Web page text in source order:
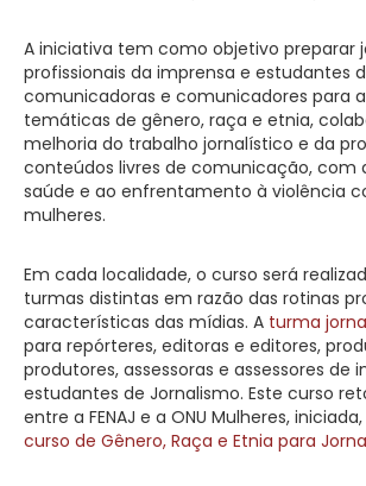
A iniciativa tem como objetivo preparar
profissionais da imprensa e estudantes
comunicadoras e comunicadores para
temáticas de gênero, raça e etnia,
melhoria do trabalho jornalístico e da
conteúdos livres de comunicação, com
saúde e ao enfrentamento à violência
mulheres.
Em cada localidade, o curso será
turmas distintas em razão das rotinas
características das mídias. A turma
para repórteres, editoras e editores,
produtores, assessoras e assessores de
estudantes de Jornalismo. Este curso
entre a FENAJ e a ONU Mulheres,
curso de Gênero, Raça e Etnia para